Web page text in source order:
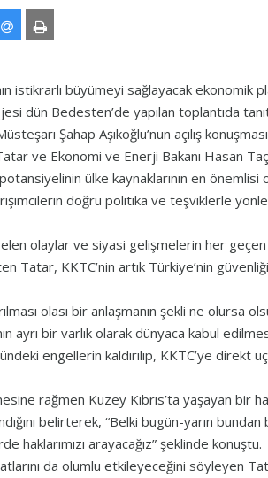
istikrarlı büyümeyi sağlayacak ekonomik
dün Bedesten’de yapılan toplantıda
Şahap Aşıkoğlu’nun açılış
ve Ekonomi ve Enerji Bakanı Hasan
ülke kaynaklarının en
doğru politika ve teşviklerle
olaylar ve siyasi gelişmelerin her geçen
Tatar, KKTC’nin artık Türkiye’nin
olası bir anlaşmanın şekli ne olursa
ayrı bir varlık olarak dünyaca kabul
engellerin kaldırılıp, KKTC’ye direkt
rağmen Kuzey Kıbrıs’ta yaşayan bir
belirterek, “Belki bugün-yarın
haklarımızı arayacağız” şeklinde konuştu.
da olumlu etkileyeceğini söyleyen